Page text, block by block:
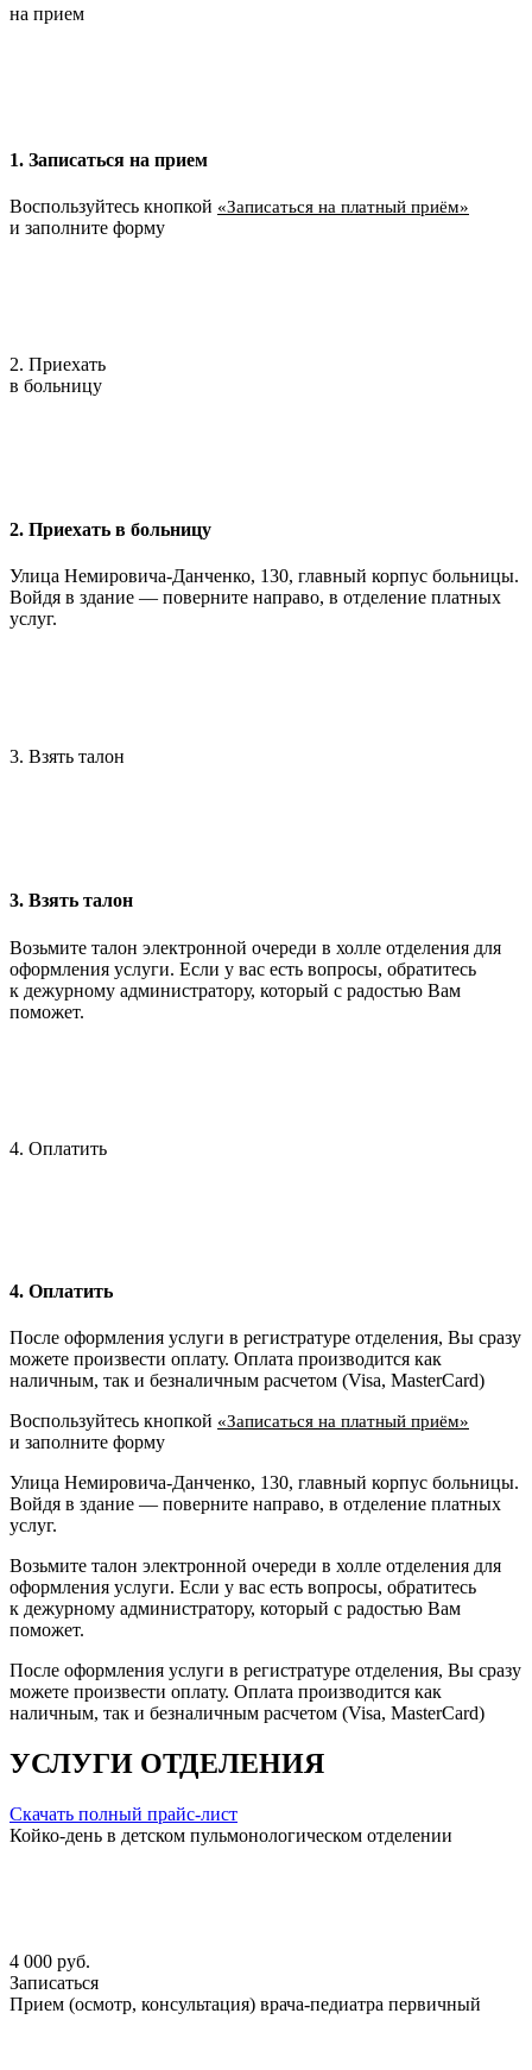
на прием
1. Записаться на прием
Воспользуйтесь кнопкой «Записаться на платный приём»
и заполните форму
2. Приехать
в больницу
2. Приехать в больницу
Улица Немировича-Данченко, 130, главный корпус больницы.
Войдя в здание — поверните направо, в отделение платных
услуг.
3. Взять талон
3. Взять талон
Возьмите талон электронной очереди в холле отделения для
оформления услуги. Если у вас есть вопросы, обратитесь
к дежурному администратору, который с радостью Вам
поможет.
4. Оплатить
4. Оплатить
После оформления услуги в регистратуре отделения, Вы сразу
можете произвести оплату. Оплата производится как
наличным, так и безналичным расчетом (Visa, MasterCard)
Воспользуйтесь кнопкой «Записаться на платный приём»
и заполните форму
Улица Немировича-Данченко, 130, главный корпус больницы.
Войдя в здание — поверните направо, в отделение платных
услуг.
Возьмите талон электронной очереди в холле отделения для
оформления услуги. Если у вас есть вопросы, обратитесь
к дежурному администратору, который с радостью Вам
поможет.
После оформления услуги в регистратуре отделения, Вы сразу
можете произвести оплату. Оплата производится как
наличным, так и безналичным расчетом (Visa, MasterCard)
УСЛУГИ ОТДЕЛЕНИЯ
Скачать полный прайс-лист
Койко-день в детском пульмонологическом отделении
4 000 руб.
Записаться
Прием (осмотр, консультация) врача-педиатра первичный